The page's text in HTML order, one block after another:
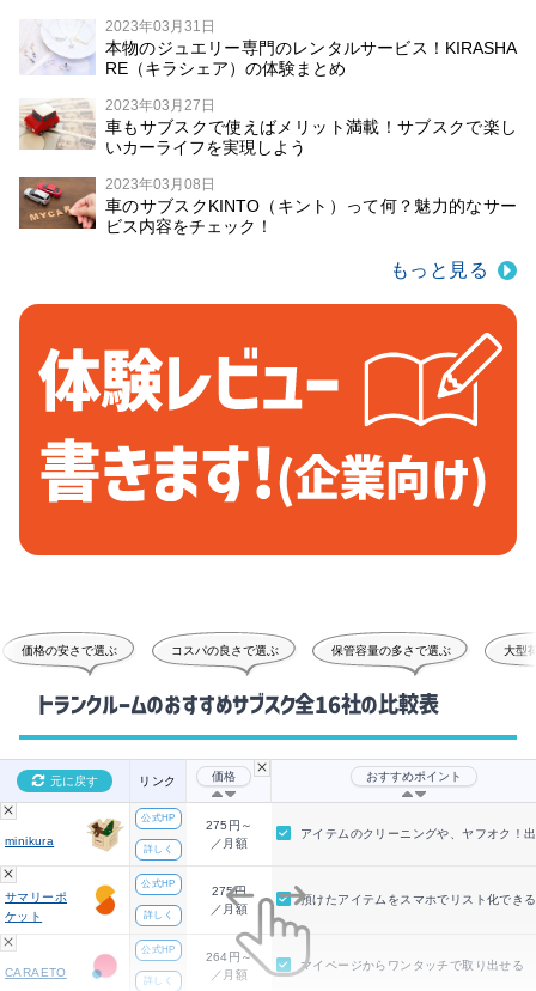
2023年03月31日
本物のジュエリー専門のレンタルサービス！KIRASHA
RE（キラシェア）の体験まとめ
2023年03月27日
車もサブスクで使えばメリット満載！サブスクで楽し
いカーライフを実現しよう
2023年03月08日
車のサブスクKINTO（キント）って何？魅力的なサー
ビス内容をチェック！
もっと見る
価格の安さで選ぶ コスパの良さで選ぶ 保管容量の多さで選ぶ 大型荷物
トランクルームのおすすめサブスク全16社の比較表
元に戻す リンク 価格 おすすめポイント
minikura
公式HP
詳しく
275円～
／月額
アイテムのクリーニングや、ヤフオク！
サマリーポ
ケット
公式HP
詳しく
275円
／月額
預けたアイテムをスマホでリスト化できる
CARAETO
公式HP
詳しく
264円～
／月額
マイページからワンタッチで取り出せる